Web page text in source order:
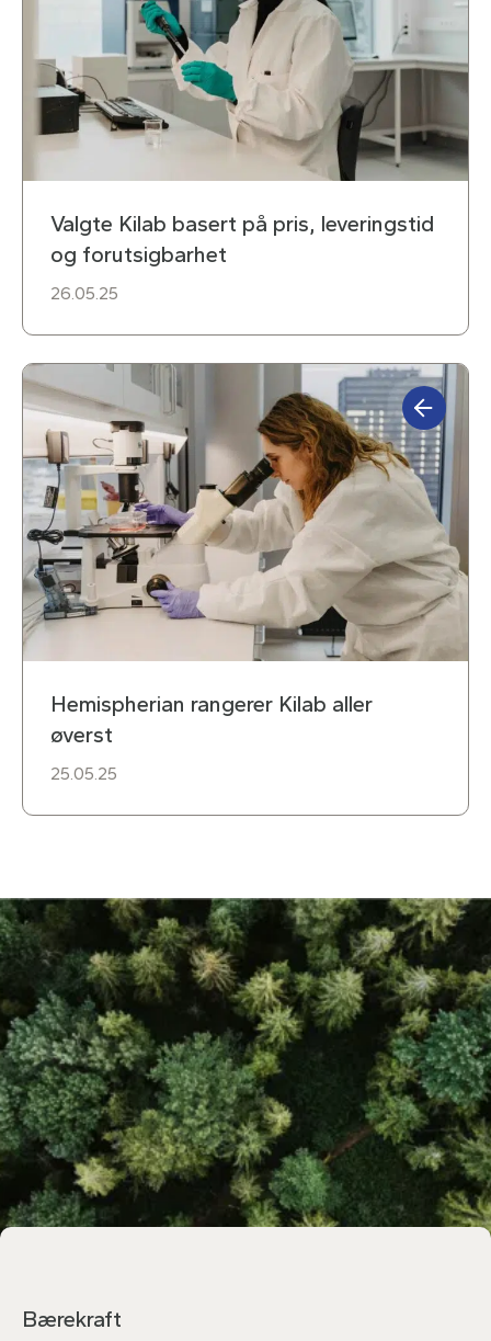
Valgte Kilab basert på pris, leveringstid
og forutsigbarhet
26.05.25
Hemispherian rangerer Kilab aller
øverst
25.05.25
Bærekraft